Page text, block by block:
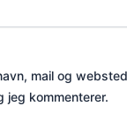
mail og
kommenterer.